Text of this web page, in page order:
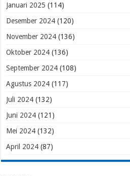
Januari 2025 (114)
Desember 2024 (120)
November 2024 (136)
Oktober 2024 (136)
September 2024 (108)
Agustus 2024 (117)
Juli 2024 (132)
Juni 2024 (121)
Mei 2024 (132)
April 2024 (87)